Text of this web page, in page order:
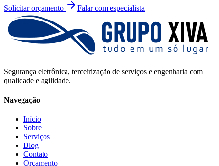
Solicitar orçamento Falar com especialista
Segurança eletrônica, terceirização de serviços e engenharia com
qualidade e agilidade.
Navegação
Início
Sobre
Serviços
Blog
Contato
Orçamento